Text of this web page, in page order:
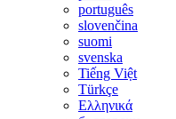
português
slovenčina
suomi
svenska
Tiếng Việt
Türkçe
Ελληνικά